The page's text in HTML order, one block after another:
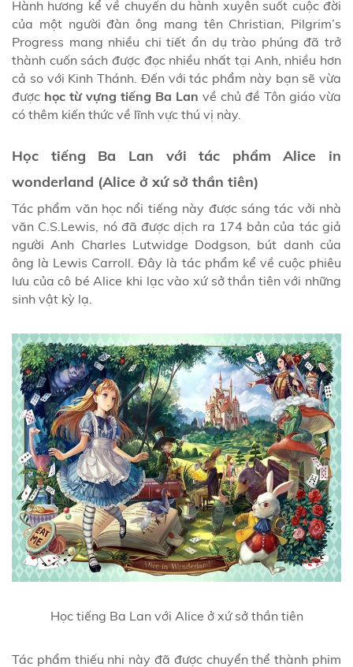
Hành hương kể về chuyến du hành xuyên suốt cuộc đời
của một người đàn ông mang tên Christian, Pilgrim’s
Progress mang nhiều chi tiết ẩn dụ trào phúng đã trở
thành cuốn sách được đọc nhiều nhất tại Anh, nhiều hơn
cả so với Kinh Thánh. Đến với tác phẩm này bạn sẽ vừa
được học từ vựng tiếng Ba Lan về chủ đề Tôn giáo vừa
có thêm kiến thức về lĩnh vực thú vị này.
Học tiếng Ba Lan với tác phẩm Alice in
wonderland (Alice ở xứ sở thần tiên)
Tác phẩm văn học nổi tiếng này được sáng tác vởi nhà
văn C.S.Lewis, nó đã được dịch ra 174 bản của tác giả
người Anh Charles Lutwidge Dodgson, bút danh của
ông là Lewis Carroll. Đây là tác phẩm kể về cuộc phiêu
lưu của cô bé Alice khi lạc vào xứ sở thần tiên với những
sinh vật kỳ lạ.
Học tiếng Ba Lan với Alice ở xứ sở thần tiên
Tác phẩm thiếu nhi này đã được chuyển thể thành phim